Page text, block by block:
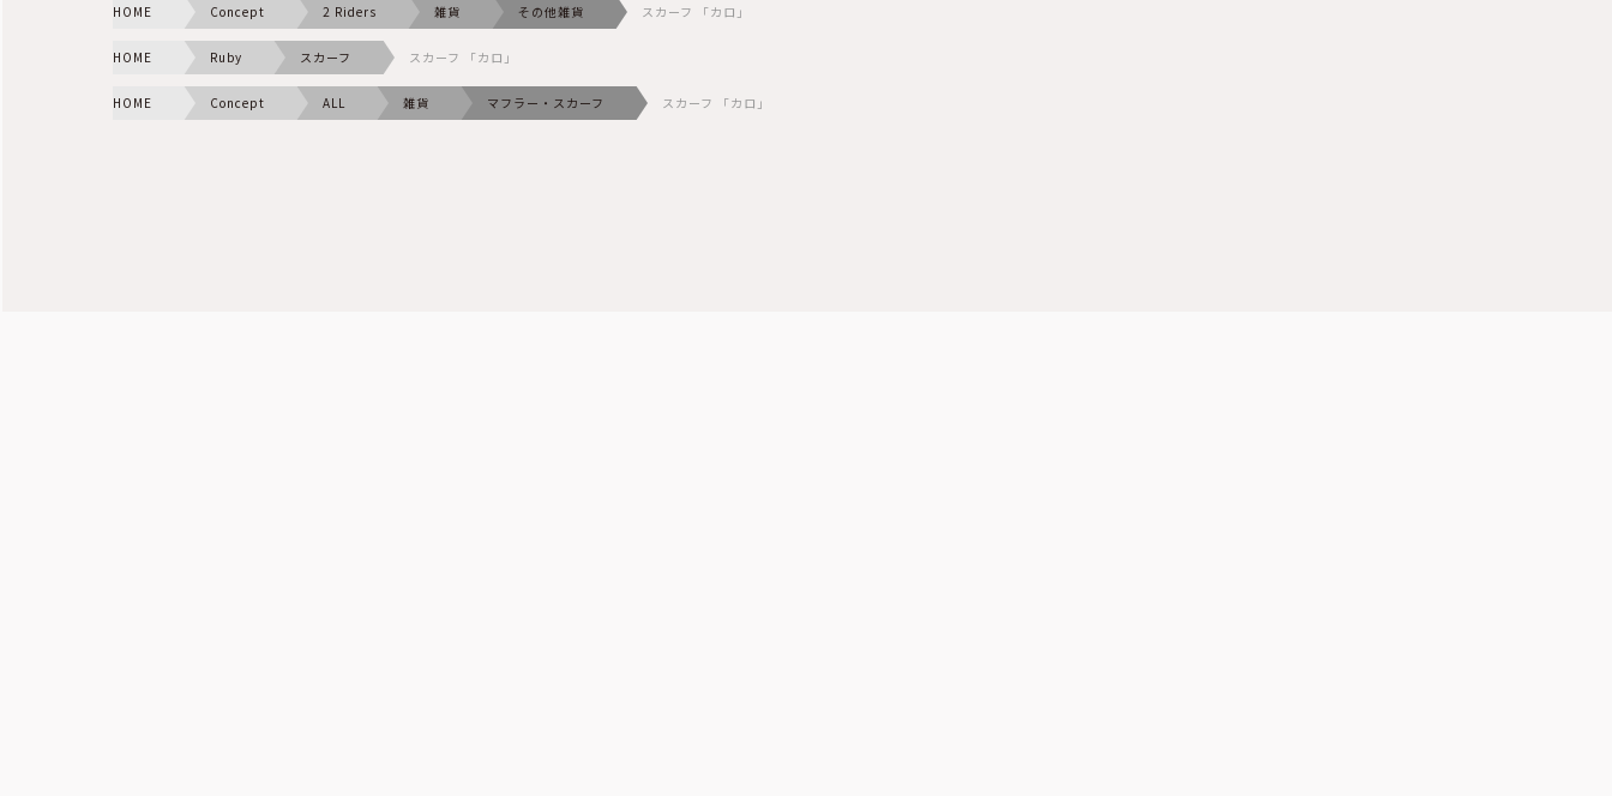
HOME Concept 2 Riders 雑貨 その他雑貨 スカーフ 「カロ」
HOME Ruby スカーフ スカーフ 「カロ」
HOME Concept ALL 雑貨 マフラー・スカーフ スカーフ 「カロ」